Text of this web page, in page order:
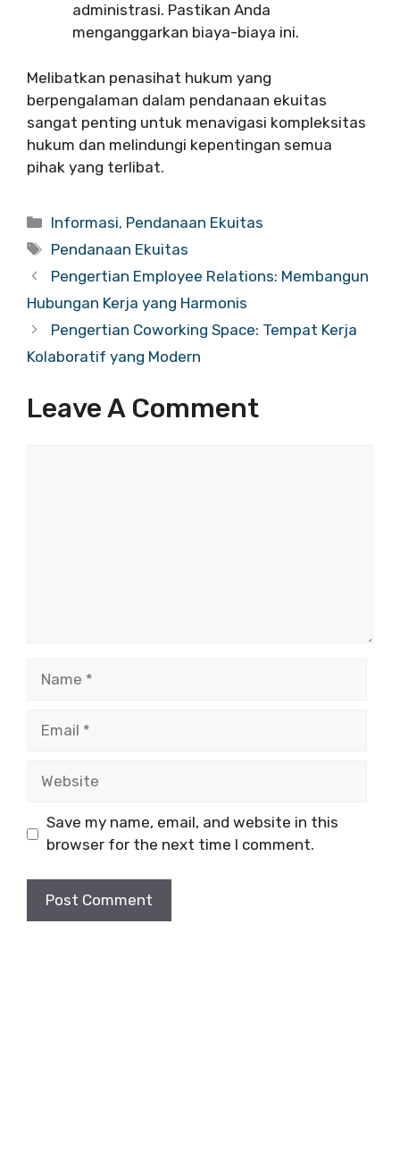
administrasi. Pastikan Anda
menganggarkan biaya-biaya ini.
Melibatkan penasihat hukum yang
berpengalaman dalam pendanaan ekuitas
sangat penting untuk menavigasi kompleksitas
hukum dan melindungi kepentingan semua
pihak yang terlibat.
Categories
Informasi, Pendanaan Ekuitas
Tags
Pendanaan Ekuitas
Pengertian Employee Relations: Membangun
Hubungan Kerja yang Harmonis
Pengertian Coworking Space: Tempat Kerja
Kolaboratif yang Modern
Leave A Comment
Save my name, email, and website in this
browser for the next time I comment.